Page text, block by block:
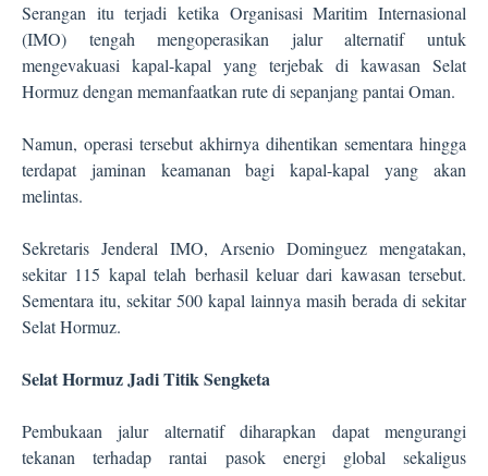
Serangan itu terjadi ketika Organisasi Maritim Internasional
(IMO) tengah mengoperasikan jalur alternatif untuk
mengevakuasi kapal-kapal yang terjebak di kawasan Selat
Hormuz dengan memanfaatkan rute di sepanjang pantai Oman.
Namun, operasi tersebut akhirnya dihentikan sementara hingga
terdapat jaminan keamanan bagi kapal-kapal yang akan
melintas.
Sekretaris Jenderal IMO, Arsenio Dominguez mengatakan,
sekitar 115 kapal telah berhasil keluar dari kawasan tersebut.
Sementara itu, sekitar 500 kapal lainnya masih berada di sekitar
Selat Hormuz.
Selat Hormuz Jadi Titik Sengketa
Pembukaan jalur alternatif diharapkan dapat mengurangi
tekanan terhadap rantai pasok energi global sekaligus